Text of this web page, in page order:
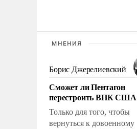
МНЕНИЯ
Борис Джерелиевский
Сможет ли Пентагон
перестроить ВПК США
Только для того, чтобы
вернуться к довоенному